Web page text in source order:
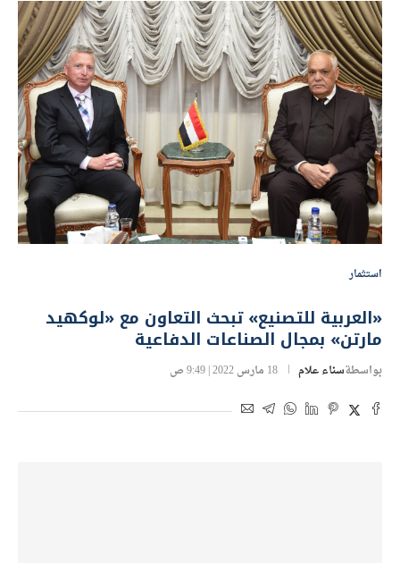
استثمار
«العربية للتصنيع» تبحث التعاون مع «لوكهيد
مارتن» بمجال الصناعات الدفاعية
بواسطةسناء علام 18 مارس 2022 | 9:49 ص